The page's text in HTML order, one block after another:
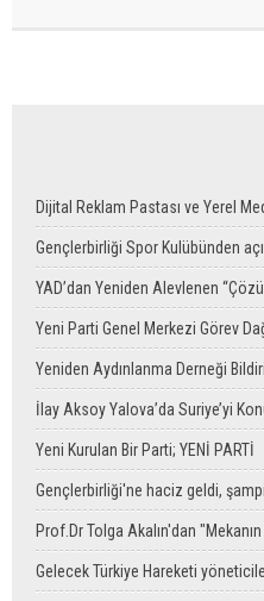
Dijital Reklam Pastası ve Yerel
Gençlerbirliği Spor Kulübünden
YAD’dan Yeniden Alevlenen
Yeni Parti Genel Merkezi Görev
Yeniden Aydınlanma Derneği Bildiri
İlay Aksoy Yalova’da Suriye’yi
Yeni Kurulan Bir Parti; YENİ PARTİ
Gençlerbirliği'ne haciz geldi,
Prof.Dr Tolga Akalın'dan
Gelecek Türkiye Hareketi